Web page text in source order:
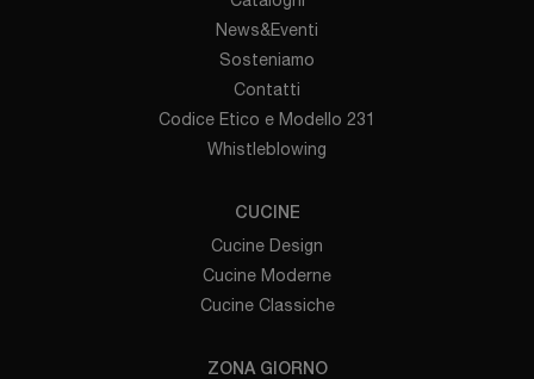
News&Eventi
Sosteniamo
Contatti
Codice Etico e Modello 231
Whistleblowing
CUCINE
Cucine Design
Cucine Moderne
Cucine Classiche
ZONA GIORNO